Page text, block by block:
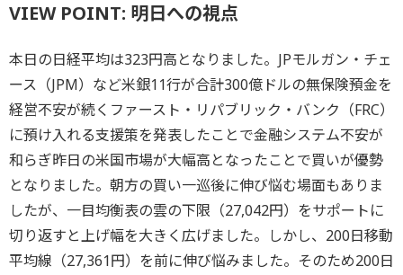
VIEW POINT: 明日への視点
本日の日経平均は323円高となりました。JPモルガン・チェ
ース（JPM）など米銀11行が合計300億ドルの無保険預金を
経営不安が続くファースト・リパブリック・バンク（FRC）
に預け入れる支援策を発表したことで金融システム不安が
和らぎ昨日の米国市場が大幅高となったことで買いが優勢
となりました。朝方の買い一巡後に伸び悩む場面もありま
したが、一目均衡表の雲の下限（27,042円）をサポートに
切り返すと上げ幅を大きく広げました。しかし、200日移動
平均線（27,361円）を前に伸び悩みました。そのため200日